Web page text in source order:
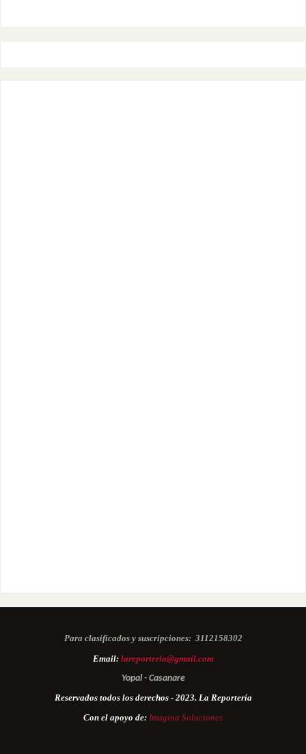
Para clasificados y suscripciones: 3112158302
Email: lareporteria@gmail.com
Yopal - Casanare
Reservados todos los derechos - 2023. La Reportería
Con el apoyo de: Imagina Soluciones